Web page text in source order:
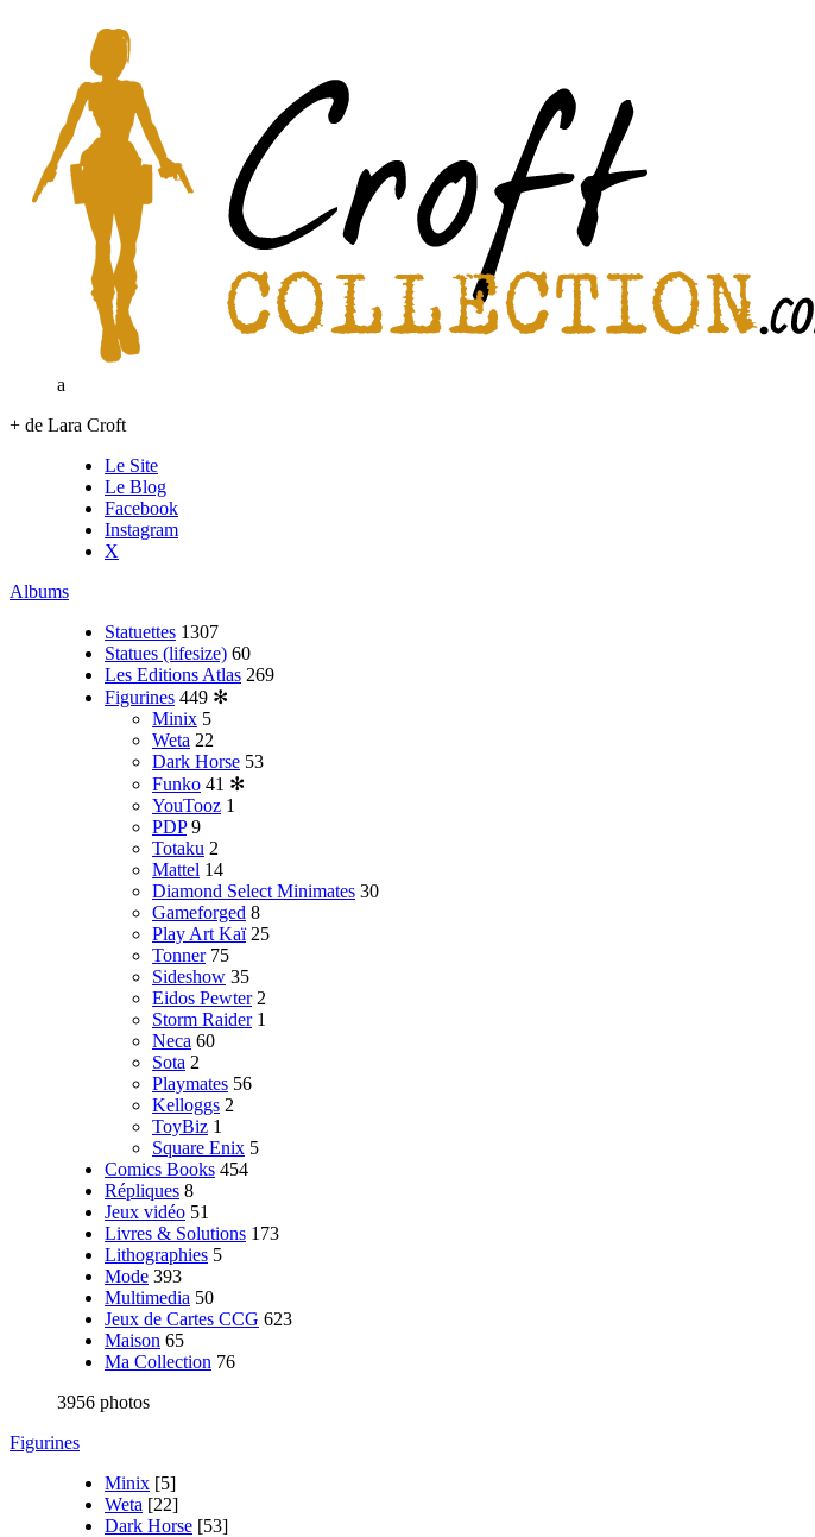
a
+ de Lara Croft
Le Site
Le Blog
Facebook
Instagram
X
Albums
Statuettes 1307
Statues (lifesize) 60
Les Editions Atlas 269
Figurines 449 ✻
Minix 5
Weta 22
Dark Horse 53
Funko 41 ✻
YouTooz 1
PDP 9
Totaku 2
Mattel 14
Diamond Select Minimates 30
Gameforged 8
Play Art Kaï 25
Tonner 75
Sideshow 35
Eidos Pewter 2
Storm Raider 1
Neca 60
Sota 2
Playmates 56
Kelloggs 2
ToyBiz 1
Square Enix 5
Comics Books 454
Répliques 8
Jeux vidéo 51
Livres & Solutions 173
Lithographies 5
Mode 393
Multimedia 50
Jeux de Cartes CCG 623
Maison 65
Ma Collection 76
3956 photos
Figurines
Minix [5]
Weta [22]
Dark Horse [53]